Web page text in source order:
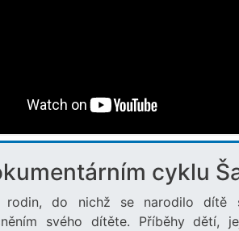
cyklu
rodin, do nichž se narodilo dítě
svého dítěte. Příběhy